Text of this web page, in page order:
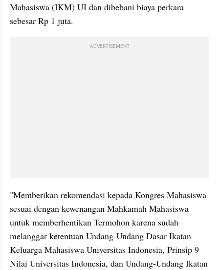
Mahasiswa (IKM) UI dan dibebani biaya perkara
sebesar Rp 1 juta.
ADVERTISEMENT
"Memberikan rekomendasi kepada Kongres Mahasiswa
sesuai dengan kewenangan Mahkamah Mahasiswa
untuk memberhentikan Termohon karena sudah
melanggar ketentuan Undang-Undang Dasar Ikatan
Keluarga Mahasiswa Universitas Indonesia, Prinsip 9
Nilai Universitas Indonesia, dan Undang-Undang Ikatan